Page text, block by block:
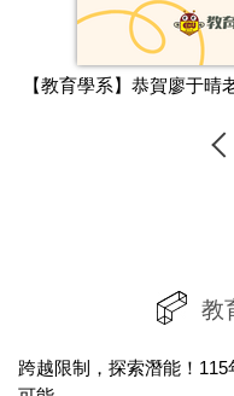
【教育學系】恭賀廖于晴
教
跨越限制，探索潛能！